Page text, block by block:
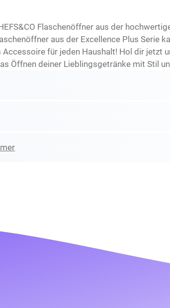
Flaschenöffner aus der
aus der Excellence Plus Serie
für jeden Haushalt! Hol dir jetzt
Öffnen deiner Lieblingsgetränke mit Stil